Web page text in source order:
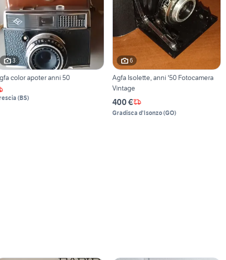
3
color apoter anni 50
(BS)
6
Agfa Isolette, anni '50 Fotocamera
Vintage
400 €
Gradisca d'Isonzo(GO)